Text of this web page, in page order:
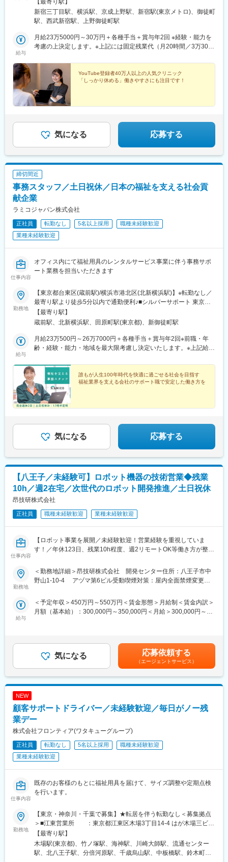
田ビル メディカルスクエア鶴屋町5F◆上野院東京都台東区上野6-
16-22 上野TGビル8F
新宿三丁目駅、横浜駅、京成上野駅、新宿駅(東京メトロ)、御徒町
駅、西武新宿駅、上野御徒町駅
給与
月給23万5000円～30万円＋各種手当＋賞与年2回 ※経験・能力を
考慮の上決定します。※上記には固定残業代（月20時間／3万3000
過分は別途支給（残業は基本発生しません）
YouTube登録者40万人以上の人気クリニック
「しっかり休める」働きやすさにも注目です！
気になる 応募する
締切間近
事務スタッフ／土日祝休／日本の福祉を支える社会貢
献企業
ラミコジャパン株式会社
正社員 転勤なし 5名以上採用
職種未経験歓迎
業種未経験歓迎
仕事内容
オフィス内にて福祉用具のレンタルサービス事業に伴う事務サポ
ート業務を担当いただきます
勤務地
【東京都台東区(蔵前駅)/横浜市港北区(北新横浜駅)】※転勤なし／
最寄り駅より徒歩5分以内で通勤便利♪■シルバーサポート 東京店
東京都台東区蔵前3-19-11 中越蔵前ビル＜交通アクセス＞・都営
大江戸線「蔵前駅」徒歩1分・都営浅草線「蔵前駅」徒歩3分・東
奈川県横浜市港北区新羽町994-2＜交通アクセス＞横浜市営地下鉄
ブルーライン「北新横浜駅」徒歩5分
【最寄り駅】
蔵前駅、北新横浜駅、田原町駅(東京都)、新御徒町駅
給与
月給23万500円～26万7000円＋各種手当＋賞与年2回※前職・年
齢・経験・能力・地域を最大限考慮し決定いたします。※上記給与
誰もが人生100年時代を快適に過ごせる社会を目指す
福祉業界を支える会社のサポート職で安定した働き方を
気になる 応募する
【八王子／未経験可】ロボット機器の技術営業◆残業
10h／週2在宅／次世代のロボット開発推進／土日祝休
昂技研株式会社
正社員 職種未経験歓迎 業種未経験歓迎
仕事内容
【ロボット事業を展開／未経験歓迎！営業経験を重視していま
す！／年休123日、残業10h程度、週2リモートOK等働き方が整
「ロボットを通じて人を助ける、人類の発展に貢献できる会社を
目指す」をミッションに開発を行う気鋭のテクノロジー開発企業
■職務内容
弊社ロボット事業において、営業技術として自社製品の操作レク
■職務詳細
・お客様への自社製品操作レクチャー・研修の実施
・対面でのデモンストレーションおよび使い勝手のヒアリング
・客先や専門家からの意見収集と開発チームへの改善提案
検品等）
計3名、30代～50代のメンバーで構成されています。
和気あいあいとした雰囲気で、積極的にやりたいことがあれば実
現できる組織風土があります。
入社後は専任メンバーが同行し、OJTにて丁寧にレクチャーいた
しますので未経験の方も安心してご入社いただけます。
※ヘルスケア業界や、産業機器業界出身のベテラン社員が活躍中で
す！
・ロボットの製造を０⇒１で行っており、かつ製品は世の中にな
い希少なロボットになる予定で社会貢献性の高い事業を推進中で
す。
・日本だけではなく、中国・アメリカにもグループ会社があり海
外展開に積極的な文化です。
勤務地
＜勤務地詳細＞昂技研株式会社 開発センター住所：八王子市中
野山1-10-4 アヅマ第6ビル受動喫煙対策：屋内全面禁煙変更の
給与
＜予定年収＞450万円～550万円＜賃金形態＞月給制＜賃金内訳＞
月額（基本給）：300,000円～350,000円＜月給＞300,000円～
気になる 応募依頼する
（エージェントサービス）
NEW
顧客サポートドライバー／未経験歓迎／毎日がノー残
業デー
株式会社フロンティア(ワタキューグループ)
正社員 転勤なし 5名以上採用
職種未経験歓迎
業種未経験歓迎
仕事内容
既存のお客様のもとに福祉用具を届けて、サイズ調整や定期点検
を行います。
勤務地
【東京・神奈川・千葉で募集】★転居を伴う転勤なし＜募集拠点
＞■江東営業所 ：東京都江東区木場3丁目14-4 はが木場三ビル
■足立営業所 ：東京都足立区竹の塚1-27-1■船橋営業所 ：
千葉県船橋市海神町2丁目3-17 メゾン海神 101■川崎東営業所 ：
神奈川県川崎市川崎区中瀬2-2-1■大田営業所 ：東京都大田区
【最寄り駅】
木場駅(東京都)、竹ノ塚駅、海神駅、川崎大師駅、流通センター
駅、北八王子駅、分倍河原駅、千歳烏山駅、中板橋駅、鈴木町